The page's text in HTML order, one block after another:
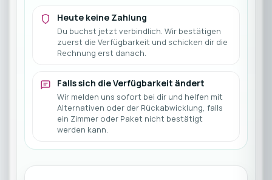
Heute keine Zahlung
Du buchst jetzt verbindlich. Wir bestätigen
zuerst die Verfügbarkeit und schicken dir die
Rechnung erst danach.
Falls sich die Verfügbarkeit ändert
Wir melden uns sofort bei dir und helfen mit
Alternativen oder der Rückabwicklung, falls
ein Zimmer oder Paket nicht bestätigt
werden kann.